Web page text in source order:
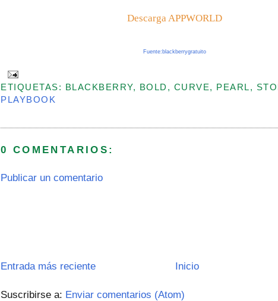
Descarga APPWORLD
Fuente:blackberrygratuito
ETIQUETAS: BLACKBERRY, BOLD, CURVE, PEARL,
PLAYBOOK
0 COMENTARIOS:
Publicar un comentario
Entrada más reciente Inicio
Suscribirse a: Enviar comentarios (Atom)